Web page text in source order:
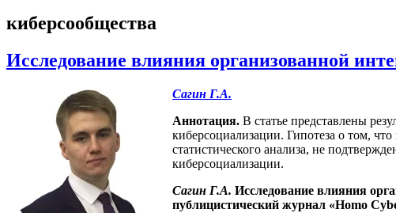
киберсообщества
Исследование влияния организованной
Сагин Г.А.
Аннотация. В статье представлены
киберсоциализации. Гипотеза о том,
статистического анализа, не
киберсоциализации.
Сагин Г.А. Исследование влияния
публицистический журнал «Homo